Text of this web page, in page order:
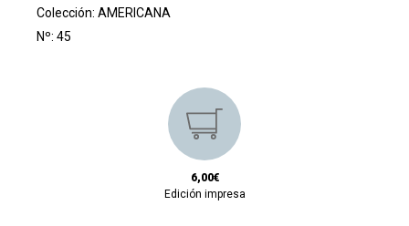
Colección: AMERICANA
Nº: 45
6,00€
Edición impresa